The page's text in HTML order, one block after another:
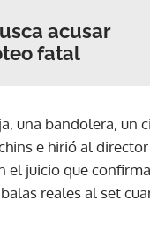
acusar
fatal
una bandolera, un
e hirió al director
el juicio que
reales al set